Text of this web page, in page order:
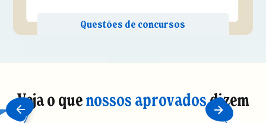
Veja o quenossos aprovadosdizem